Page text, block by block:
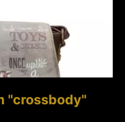
"crossbody"